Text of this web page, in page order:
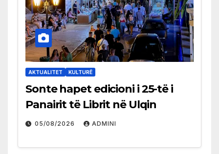
AKTUALITET KULTURË
Sonte hapet edicioni i 25-të i
Panairit të Librit në Ulqin
05/08/2026 ADMINI